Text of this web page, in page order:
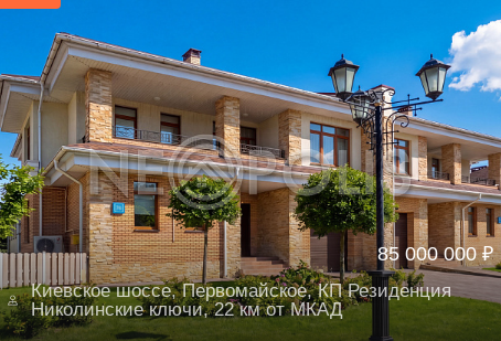
85 000 000 ₽
Киевское шоссе, Первомайское, КП Резиденция
Николинские ключи, 22 км от МКАД